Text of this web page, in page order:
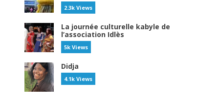
2.3k Views
La journée culturelle kabyle de
l’association Idlès
5k Views
Didja
4.1k Views